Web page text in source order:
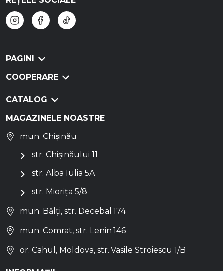
PAGINI
COOPERARE
CATALOG
MAGAZINELE NOASTRE
mun. Chișinău
str. Chișinăului 11
str. Alba Iulia 5A
str. Miorița 5/8
mun. Bălți, str. Decebal 174
mun. Comrat, str. Lenin 146
or. Cahul, Moldova, str. Vasile Stroiescu 1/B